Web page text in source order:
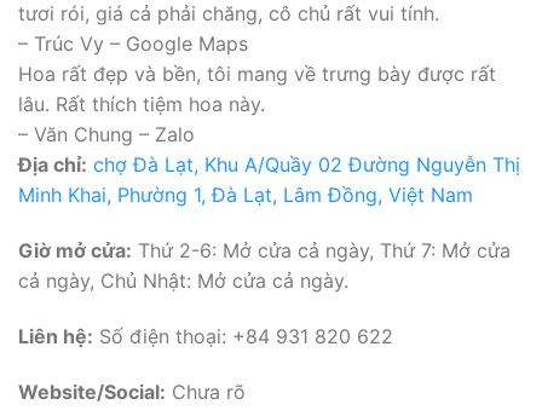
tươi rói, giá cả phải chăng, cô chủ rất vui tính.
– Trúc Vy – Google Maps
Hoa rất đẹp và bền, tôi mang về trưng bày được rất
lâu. Rất thích tiệm hoa này.
– Văn Chung – Zalo
Địa chỉ: chợ Đà Lạt, Khu A/Quầy 02 Đường Nguyễn Thị
Minh Khai, Phường 1, Đà Lạt, Lâm Đồng, Việt Nam
Giờ mở cửa: Thứ 2-6: Mở cửa cả ngày, Thứ 7: Mở cửa
cả ngày, Chủ Nhật: Mở cửa cả ngày.
Liên hệ: Số điện thoại: +84 931 820 622
Website/Social: Chưa rõ